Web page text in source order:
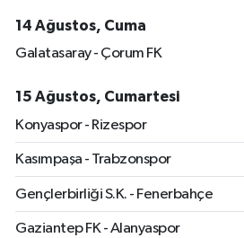
14 Ağustos, Cuma
Galatasaray - Çorum FK
15 Ağustos, Cumartesi
Konyaspor - Rizespor
Kasımpaşa - Trabzonspor
Gençlerbirliği S.K. - Fenerbahçe
Gaziantep FK - Alanyaspor